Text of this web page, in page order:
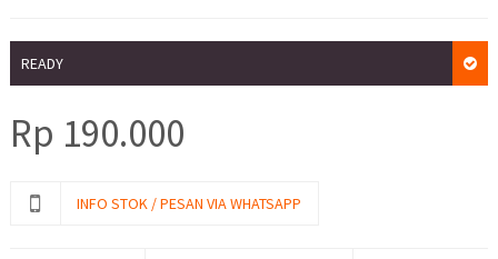
READY
Rp 190.000
INFO STOK / PESAN VIA WHATSAPP